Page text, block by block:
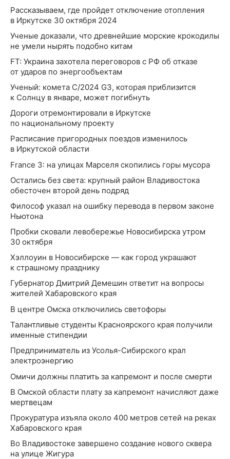
Рассказываем, где пройдет отключение отопления
в Иркутске 30 октября 2024
Ученые доказали, что древнейшие морские крокодилы
не умели нырять подобно китам
FT: Украина захотела переговоров с РФ об отказе
от ударов по энергообъектам
Ученый: комета C/2024 G3, которая приблизится
к Солнцу в январе, может погибнуть
Дороги отремонтировали в Иркутске
по национальному проекту
Расписание пригородных поездов изменилось
в Иркутской области
France 3: на улицах Марселя скопились горы мусора
Остались без света: крупный район Владивостока
обесточен второй день подряд
Философ указал на ошибку перевода в первом законе
Ньютона
Пробки сковали левобережье Новосибирска утром
30 октября
Хэллоуин в Новосибирске — как город украшают
к страшному празднику
Губернатор Дмитрий Демешин ответит на вопросы
жителей Хабаровского края
В центре Омска отключились светофоры
Талантливые студенты Красноярского края получили
именные стипендии
Предприниматель из Усолья-Сибирского крал
электроэнергию
Омичи должны платить за капремонт и после смерти
В Омской области плату за капремонт начисляют даже
мертвецам
Прокуратура изъяла около 400 метров сетей на реках
Хабаровского края
Во Владивостоке завершено создание нового сквера
на улице Жигура